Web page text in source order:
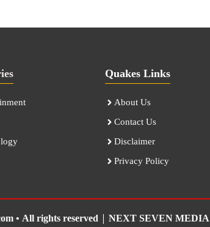
Quakes Links
About Us
Contact Us
Disclaimer
Privacy Policy
• All rights reserved | NEXT SEVEN MEDIA